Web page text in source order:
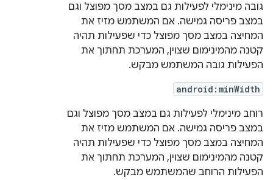
גובה מינימלי לפעילות גם במצב מסך מפוצל וגם
במצב פריסה גמישה. אם המשתמש מזיז את
המחיצה במצב מסך מפוצל כדי שפעילות תהיה
קטנה מהמינימום שצוין, המערכת תחתוך את
הפעילות גובה המשתמש מבקש.
android:minWidth
רוחב מינימלי לפעילות גם במצב מסך מפוצל וגם
במצב פריסה גמישה. אם המשתמש מזיז את
המחיצה במצב מסך מפוצל כדי שפעילות תהיה
קטנה מהמינימום שצוין, המערכת תחתוך את
הפעילות הרוחב שהמשתמש מבקש.